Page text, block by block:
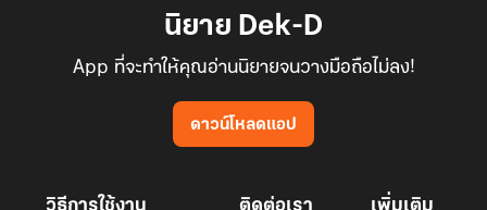
นิยาย Dek-D
App ที่จะทำให้คุณอ่านนิยายจนวางมือถือไม่ลง!
ดาวน์โหลดแอป